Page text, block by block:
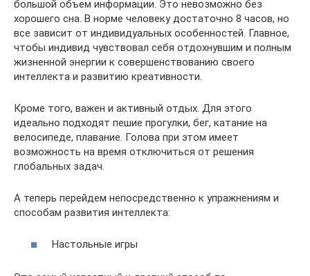
большой объем информации. Это невозможно без
хорошего сна. В норме человеку достаточно 8 часов, но
все зависит от индивидуальных особенностей. Главное,
чтобы индивид чувствовал себя отдохнувшим и полным
жизненной энергии к совершенствованию своего
интеллекта и развитию креативности.
Кроме того, важен и активный отдых. Для этого
идеально подходят пешие прогулки, бег, катание на
велосипеде, плавание. Голова при этом имеет
возможность на время отключиться от решения
глобальных задач.
А теперь перейдем непосредственно к упражнениям и
способам развития интеллекта:
Настольные игры